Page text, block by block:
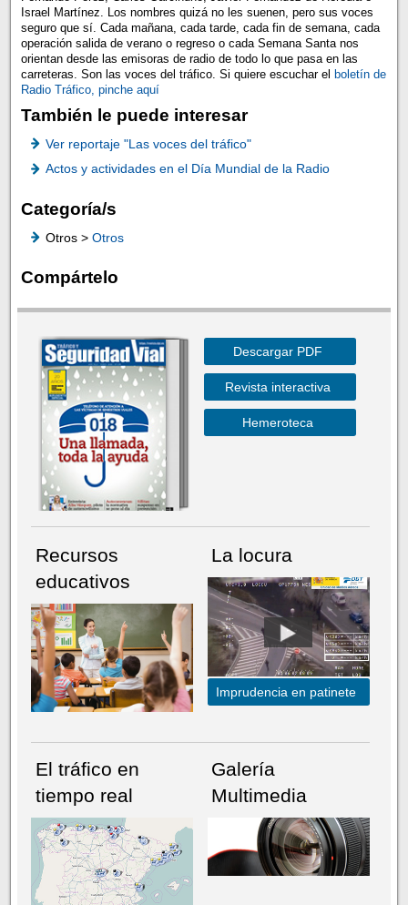
Israel Martínez. Los nombres quizá no les suenen, pero sus voces
seguro que sí. Cada mañana, cada tarde, cada fin de semana, cada
operación salida de verano o regreso o cada Semana Santa nos
orientan desde las emisoras de radio de todo lo que pasa en las
carreteras. Son las voces del tráfico. Si quiere escuchar el boletín de
Radio Tráfico, pinche aquí
También le puede interesar
Ver reportaje "Las voces del tráfico"
Actos y actividades en el Día Mundial de la Radio
Categoría/s
Otros > Otros
Compártelo
Descargar PDF
Revista interactiva
Hemeroteca
Recursos
educativos
La locura
Imprudencia en patinete
El tráfico en
tiempo real
Galería
Multimedia